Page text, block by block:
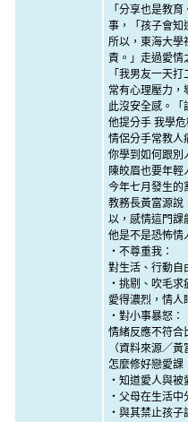
「分享也是教
事，「孩子會知
所以，東海大學
責。」走過愛情
「我男友一天
常有心理壓力，
此沒安全感。「
他提分手 我學
情侶分手常教人
你學到如何跟別
陳皎眉也要年
今年七月發生的
教務長黃富源說
以，感情這門課
他是不是恐怖情
‧不尊重我：
對生活、行動自
‧挑剔、吹毛求
愛得濃烈，情人
‧對小事暴怒：
情緒反應不符合
（資料來源／黃
怎麼修好戀愛課
‧知道愛人與被
‧父母在生活中
‧與其禁止孩子